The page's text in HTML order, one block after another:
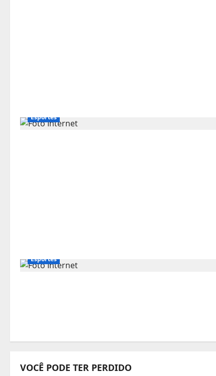
Esportes
Esportes
VOCÊ PODE TER PERDIDO